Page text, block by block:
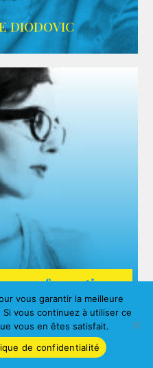
DIODOVIC
nos formations
vous garantir la meilleure
vous continuez à utiliser ce
vous en êtes satisfait.
de confidentialité